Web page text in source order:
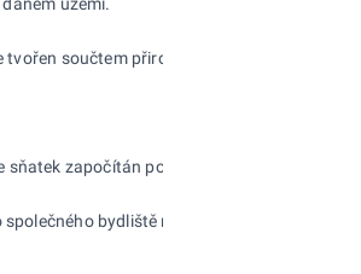
součtem přirozeného přírůstku a
sňatek započítán podle místa trvalého
bydliště manželů.